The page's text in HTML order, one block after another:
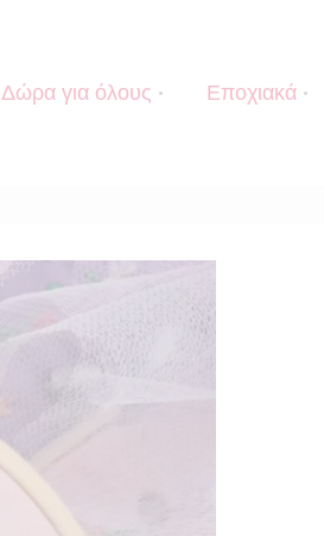
Δώρα για όλους Εποχιακά